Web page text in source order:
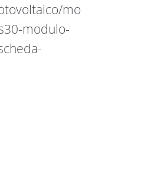
mo
modulo-